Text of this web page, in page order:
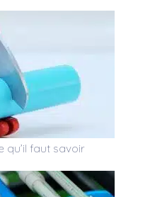
qu’il faut savoir